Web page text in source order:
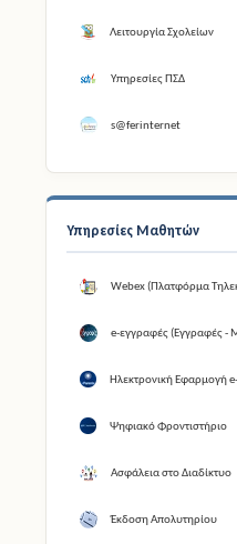
Λειτουργία Σχολείων
Υπηρεσίες ΠΣΔ
s@ferinternet
Υπηρεσίες Μαθητών
Webex (Πλατφόρμα
e-εγγραφές (Εγγραφές -
Ηλεκτρονική Εφαρμογή
Ψηφιακό Φροντιστήριο
Ασφάλεια στο Διαδίκτυο
Έκδοση Απολυτηρίου